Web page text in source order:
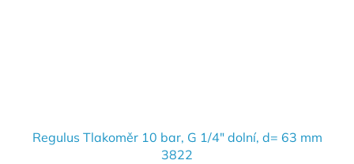
Regulus Tlakoměr 10 bar, G 1/4" dolní, d= 63 mm
3822